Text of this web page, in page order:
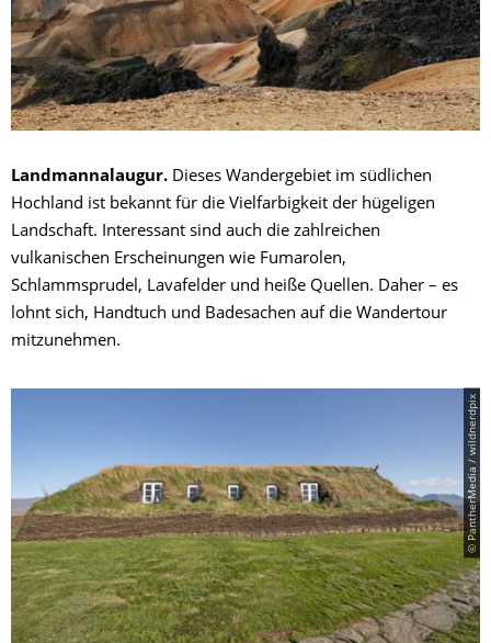
Landmannalaugur. Dieses Wandergebiet im südlichen
Hochland ist bekannt für die Vielfarbigkeit der hügeligen
Landschaft. Interessant sind auch die zahlreichen
vulkanischen Erscheinungen wie Fumarolen,
Schlammsprudel, Lavafelder und heiße Quellen. Daher – es
lohnt sich, Handtuch und Badesachen auf die Wandertour
mitzunehmen.
© PantherMedia / wildnerdpix